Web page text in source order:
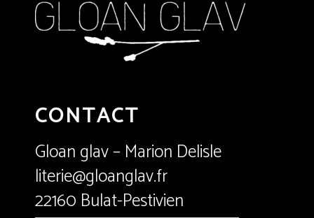
CONTACT
Gloan glav – Marion Delisle
literie@gloanglav.fr
22160 Bulat-Pestivien